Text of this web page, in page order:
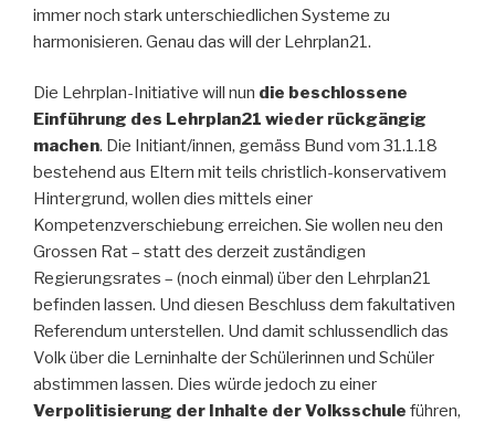
immer noch stark unterschiedlichen Systeme zu
harmonisieren. Genau das will der Lehrplan21.
Die Lehrplan-Initiative will nun die beschlossene
Einführung des Lehrplan21 wieder rückgängig
machen. Die Initiant/innen, gemäss Bund vom 31.1.18
bestehend aus Eltern mit teils christlich-konservativem
Hintergrund, wollen dies mittels einer
Kompetenzverschiebung erreichen. Sie wollen neu den
Grossen Rat – statt des derzeit zuständigen
Regierungsrates – (noch einmal) über den Lehrplan21
befinden lassen. Und diesen Beschluss dem fakultativen
Referendum unterstellen. Und damit schlussendlich das
Volk über die Lerninhalte der Schülerinnen und Schüler
abstimmen lassen. Dies würde jedoch zu einer
Verpolitisierung der Inhalte der Volksschule führen,